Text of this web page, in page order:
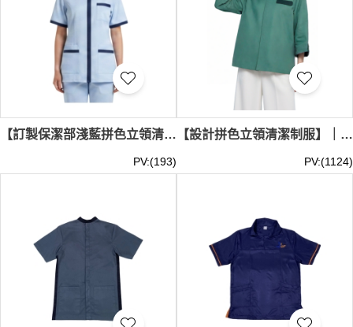
【訂製保潔部淺藍拼色立領清潔服】｜深藍色立領設計｜胸前及腰部多口袋｜ISS 創科園｜隱藏式前襟拉鍊｜短袖清潔服專門店 CL042
PV:(193)
【設計拼色立領清潔制服】｜陽明山莊｜物業管理｜房地產｜前幅平整隱扣｜保潔員｜物業保潔制服專門店 CL041
PV:(1124)